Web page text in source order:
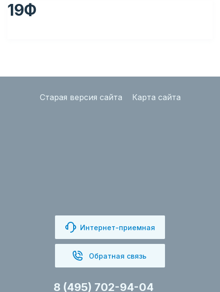
19Ф
Старая версия сайта Карта сайта
Интернет-приемная
Обратная связь
8 (495) 702-94-04